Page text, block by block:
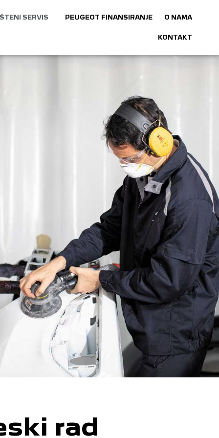
SERVIS PEUGEOT FINANSIRANJE O NAMA
KONTAKT
rad